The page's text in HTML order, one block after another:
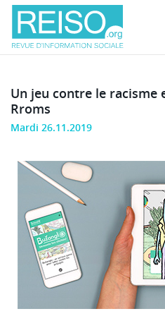
Un jeu contre le racisme
Rroms
Mardi 26.11.2019